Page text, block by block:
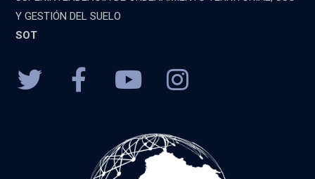
Y GESTIÓN DEL SUELO
SOT